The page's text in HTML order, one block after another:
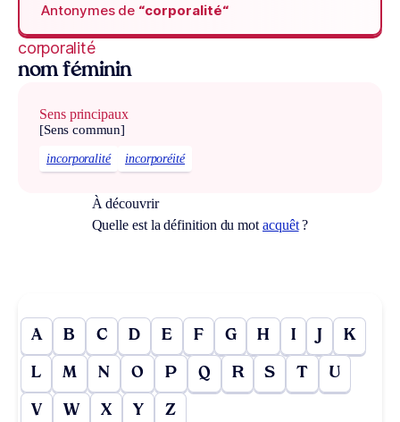
Antonymes de “corporalité“
corporalité
nom féminin
Sens principaux
[Sens commun]
incorporalité incorporéité
À découvrir
Quelle est la définition du motacquêt?
A B C D E F G H I J K
L M N O P Q R S T U
V W X Y Z